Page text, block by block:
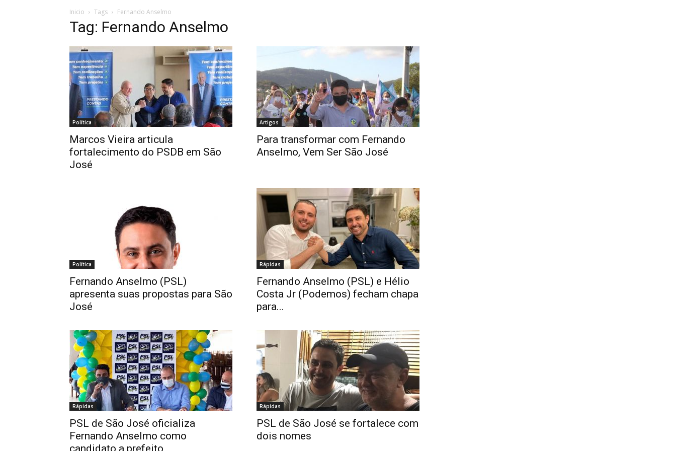
Inicio Tags Fernando Anselmo
Tag: Fernando Anselmo
Política
Marcos Vieira articula
fortalecimento do PSDB em São
José
Artigos
Para transformar com Fernando
Anselmo, Vem Ser São José
Política
Fernando Anselmo (PSL)
apresenta suas propostas para São
José
Rápidas
Fernando Anselmo (PSL) e Hélio
Costa Jr (Podemos) fecham chapa
para...
Rápidas
PSL de São José oficializa
Fernando Anselmo como
Rápidas
PSL de São José se fortalece com
dois nomes